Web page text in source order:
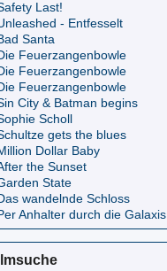
Last!
- Entfesselt
Santa
Feuerzangenbowle
Feuerzangenbowle
Feuerzangenbowle
City & Batman begins
Scholl
gets the blues
Dollar Baby
the Sunset
State
wandelnde Schloss
Anhalter durch die Galaxis